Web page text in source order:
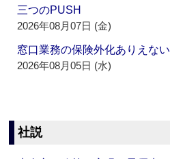
三つのPUSH
2026年08月07日 (金)
窓口業務の保険外化ありえない
2026年08月05日 (水)
社説